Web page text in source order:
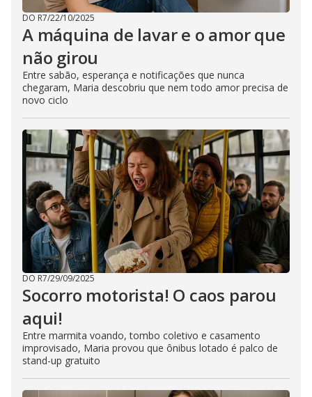
DO R7/22/10/2025
A máquina de lavar e o amor que
não girou
Entre sabão, esperança e notificações que nunca
chegaram, Maria descobriu que nem todo amor precisa de
novo ciclo
DO R7/29/09/2025
Socorro motorista! O caos parou
aqui!
Entre marmita voando, tombo coletivo e casamento
improvisado, Maria provou que ônibus lotado é palco de
stand-up gratuito